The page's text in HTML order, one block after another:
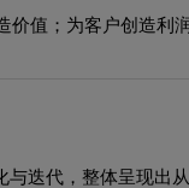
值；为客户创造利
迭代，整体呈现